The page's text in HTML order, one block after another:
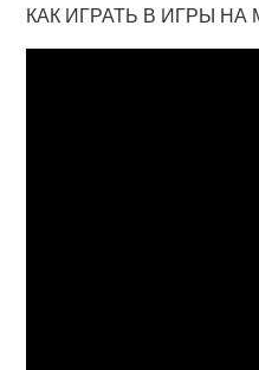
КАК ИГРАТЬ В ИГРЫ НА